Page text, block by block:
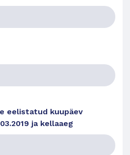
eelistatud kuupäev
ja kellaaeg